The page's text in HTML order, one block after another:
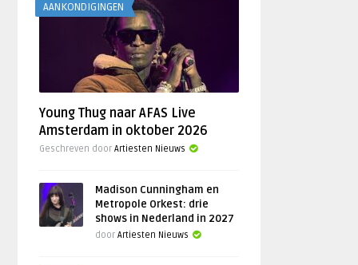
AANKONDIGINGEN
Young Thug naar AFAS Live
Amsterdam in oktober 2026
Geschreven doorArtiesten Nieuws
Madison Cunningham en
Metropole Orkest: drie
shows in Nederland in 2027
doorArtiesten Nieuws